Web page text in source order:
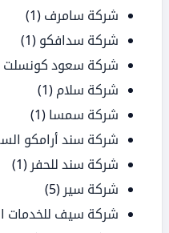
شركة سامرف (1)
شركة سدافكو (1)
شركة سعود كونسلت
شركة سلام (1)
شركة سمسا (1)
شركة سند أرامكو
شركة سند للحفر (1)
شركة سير (5)
شركة سيف للخدمات